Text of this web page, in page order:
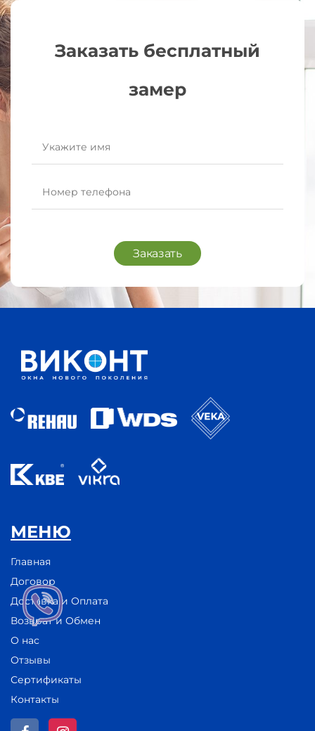
Заказать бесплатный
замер
Заказать
МЕНЮ
Главная
Договор
Доставка и Оплата
Возврат и Обмен
О нас
Отзывы
Сертификаты
Контакты